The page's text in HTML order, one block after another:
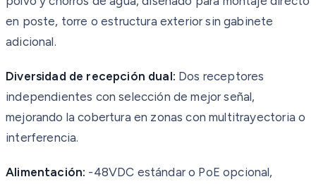
en poste, torre o estructura exterior sin gabinete
adicional.
Diversidad de recepción dual: Dos receptores
independientes con selección de mejor señal,
mejorando la cobertura en zonas con multitrayectoria o
interferencia.
Alimentación: -48VDC estándar o PoE opcional,